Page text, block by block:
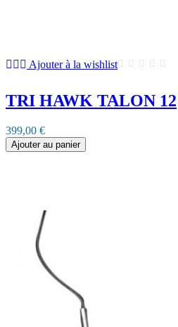
Ajouter à la wishlist
TRI HAWK TALON 12
399,00 €
Ajouter au panier